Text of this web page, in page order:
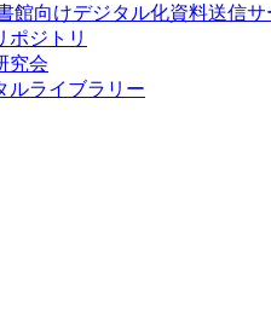
館向けデジタル化資料送信サ
ポジトリ
究会
ルライブラリー